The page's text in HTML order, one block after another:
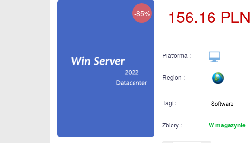
-85% 156.16 PLN
Platforma :
Region :
Tagi :
Zbiory : W magazynie